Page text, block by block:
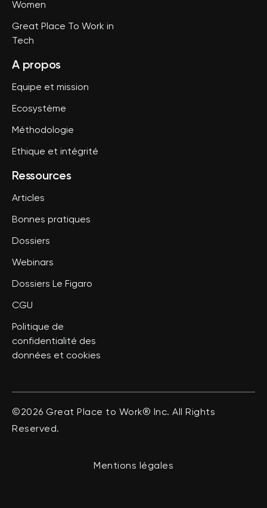
Women
Great Place To Work in
Tech
A propos
Equipe et mission
Ecosystème
Méthodologie
Ethique et intégrité
Ressources
Articles
Bonnes pratiques
Dossiers
Webinars
Dossiers Le Figaro
CGU
Politique de
confidentialité des
données et cookies
©2026 Great Place to Work® Inc. All Rights
Reserved.
Mentions légales